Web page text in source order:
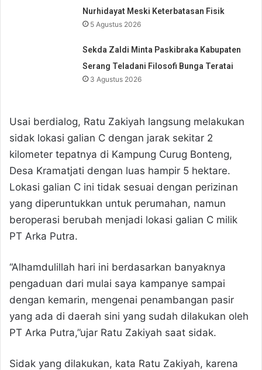
Nurhidayat Meski Keterbatasan Fisik
5 Agustus 2026
Sekda Zaldi Minta Paskibraka Kabupaten
Serang Teladani Filosofi Bunga Teratai
3 Agustus 2026
Usai berdialog, Ratu Zakiyah langsung melakukan
sidak lokasi galian C dengan jarak sekitar 2
kilometer tepatnya di Kampung Curug Bonteng,
Desa Kramatjati dengan luas hampir 5 hektare.
Lokasi galian C ini tidak sesuai dengan perizinan
yang diperuntukkan untuk perumahan, namun
beroperasi berubah menjadi lokasi galian C milik
PT Arka Putra.
“Alhamdulillah hari ini berdasarkan banyaknya
pengaduan dari mulai saya kampanye sampai
dengan kemarin, mengenai penambangan pasir
yang ada di daerah sini yang sudah dilakukan oleh
PT Arka Putra,”ujar Ratu Zakiyah saat sidak.
Sidak yang dilakukan, kata Ratu Zakiyah, karena